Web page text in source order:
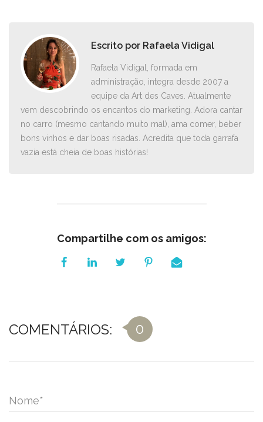
Escrito por Rafaela Vidigal
Rafaela Vidigal, formada em
administração, integra desde 2007 a
equipe da Art des Caves. Atualmente
vem descobrindo os encantos do marketing. Adora cantar
no carro ­(mesmo cantando muito mal), ama comer, beber
bons vinhos e dar boas risadas. Acredita que toda garrafa
vazia está cheia de boas histórias!
Compartilhe com os amigos:
COMENTÁRIOS: 0
Nome*